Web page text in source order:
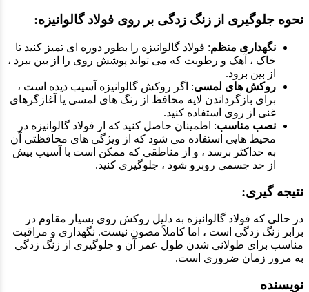
نحوه جلوگیری از زنگ زدگی بر روی فولاد گالوانیزه:
نگهداری منظم: فولاد گالوانیزه را بطور دوره ای تمیز کنید تا
خاک ، آهک و رطوبت که می تواند پوشش روی را از بین ببرد ،
از بین برود.
روکش های لمسی: اگر روکش گالوانیزه آسیب دیده است ،
برای بازگرداندن لایه محافظ از رنگ های لمسی یا آغازگرهای
غنی از روی استفاده کنید.
نصب مناسب: اطمینان حاصل کنید که از فولاد گالوانیزه در
محیط هایی استفاده می شود که از ویژگی های محافظتی آن
به حداکثر برسد ، و از مناطقی که ممکن است با آسیب بیش
از حد جسمی روبرو شود ، جلوگیری کنید.
نتیجه گیری:
در حالی که فولاد گالوانیزه به دلیل روکش روی بسیار مقاوم در
برابر زنگ زدگی است ، اما کاملاً مصون نیست. نگهداری و مراقبت
مناسب برای طولانی شدن طول عمر آن و جلوگیری از زنگ زدگی
به مرور زمان ضروری است.
نویسنده